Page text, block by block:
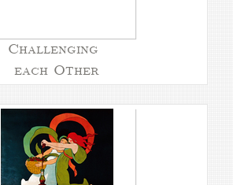
Challenging
each Other